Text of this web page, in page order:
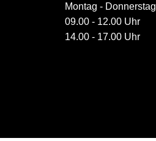
Montag - Donnerstag
09.00 - 12.00 Uhr
14.00 - 17.00 Uhr